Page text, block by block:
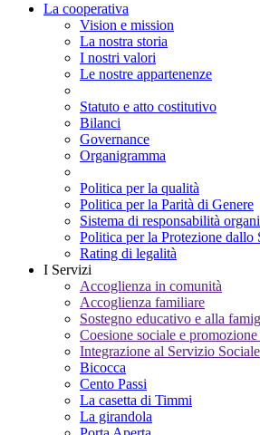
La cooperativa
Vision e mission
La nostra storia
I nostri valori
Le nostre appartenenze
Statuto e atto costitutivo
Bilanci
Governance
Organigramma
Politica per la qualità
Politica per la Parità di Genere
Sistema di responsabilità
Politica per la Protezione dallo
Rating di legalità
I Servizi
Accoglienza in comunità
Accoglienza familiare
Sostegno educativo e alla
Coesione sociale e promozione
Integrazione al Servizio Sociale
Bicocca
Cento Passi
La casetta di Timmi
La girandola